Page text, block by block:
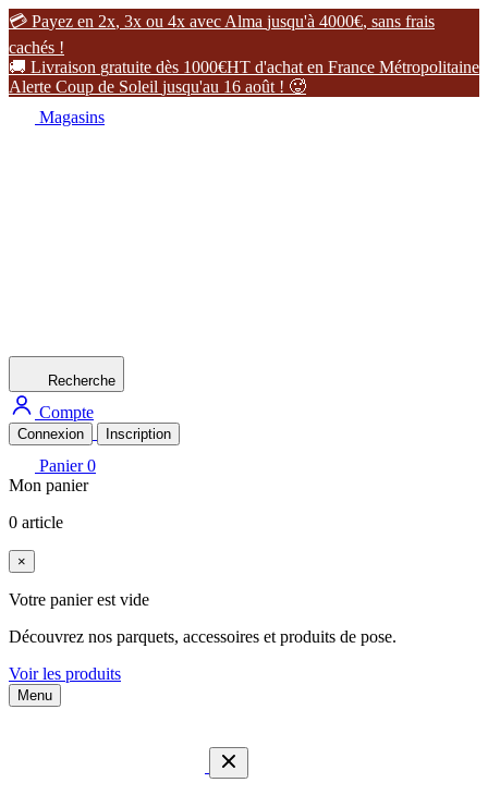
 Payez en 2x, 3x ou 4x avec Alma jusqu'à 4000€, sans frais
cachés !
 Livraison gratuite dès 1000€HT d'achat en France Métropolitaine
Alerte Coup de Soleil jusqu'au 16 août ! 
Magasins
Recherche
Compte
Connexion Inscription
Panier 0
Mon panier
0 article
×
Votre panier est vide
Découvrez nos parquets, accessoires et produits de pose.
Voir les produits
Menu